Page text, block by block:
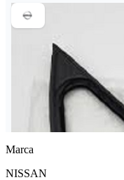
Marca
NISSAN